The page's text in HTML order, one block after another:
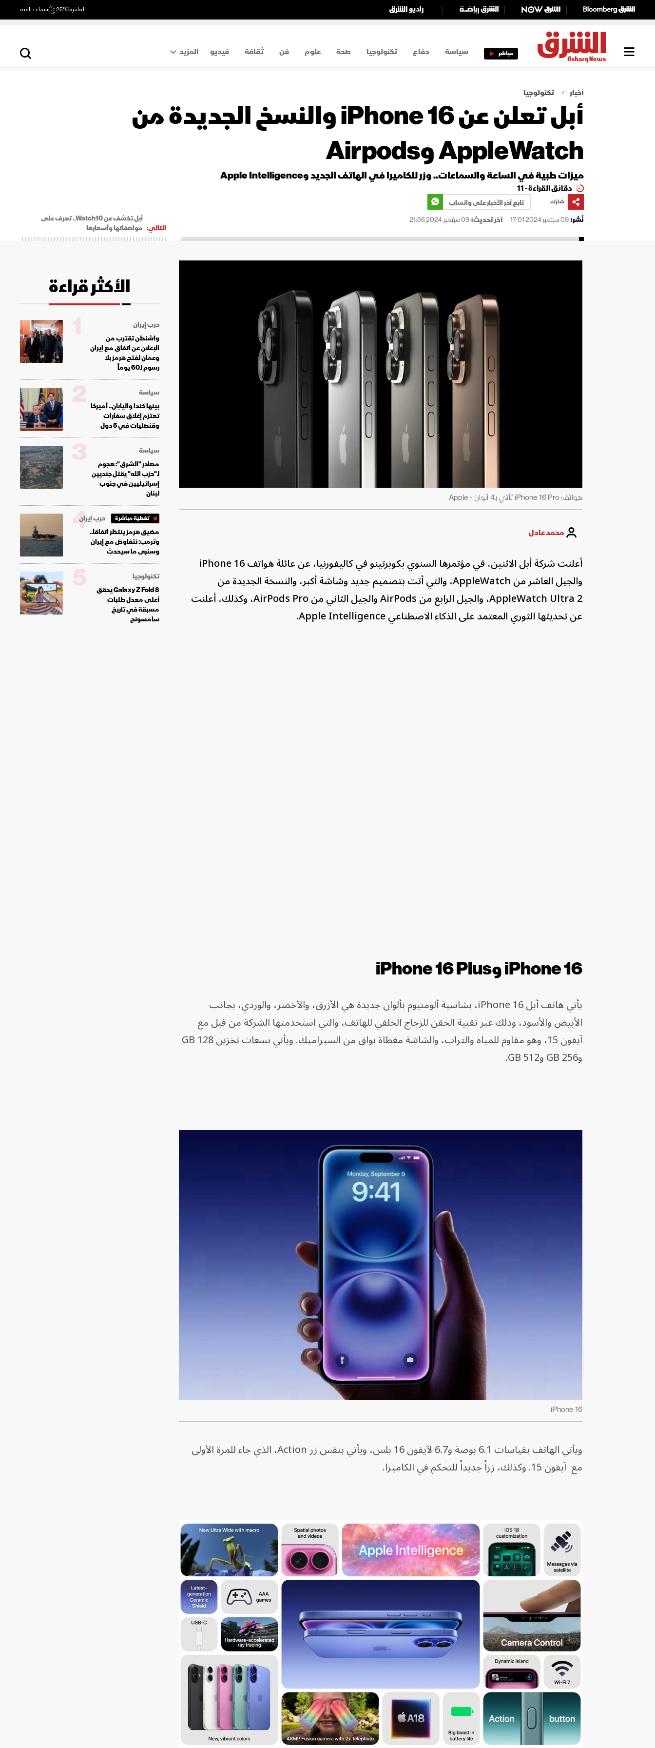
القاهرة25°C سماء صافية
مباشر سياسة دفاع تكنولوجيا صحة علوم فن ثقافة فيديو
المزيد
اقتصاد
أخبار تكنولوجيا
أبل تعلن عن iPhone 16 والنسخ الجديدة من
AppleWatch وAirpods
ميزات طبية في الساعة والسماعات.. وزر للكاميرا في الهاتف الجديد وApple Intelligence
دقائق القراءة - 11
شارك
تابع آخر الأخبار على واتساب
نُشر:09 سبتمبر 2024 17:01 آخر تحديث:09 سبتمبر 2024 21:56
التالي:
أبل تكشف عن Watch10.. تعرف على
مواصفاتها وأسعارها
هواتف iPhone 16 Pro تأتي بـ4 ألوان - Apple
محمد عادل
أعلنت شركة أبل الاثنين، في مؤتمرها السنوي بكوبرتينو في كاليفورنيا، عن عائلة هواتف iPhone 16
والجيل العاشر من AppleWatch، والتي أتت بتصميم جديد وشاشة أكبر، والنسخة الجديدة من
AppleWatch Ultra 2، والجيل الرابع من AirPods والجيل الثاني من AirPods Pro، وكذلك، أعلنت
عن تحديثها الثوري المعتمد على الذكاء الاصطناعي Apple Intelligence.
iPhone 16 وiPhone 16 Plus
يأتي هاتف أبل iPhone 16، بشاسية ألومنيوم بألوان جديدة هي الأزرق، والأخضر، والوردي، بجانب
الأبيض والأسود، وذلك عبر تقنية الحقن للزجاج الخلفي للهاتف، والتي استخدمتها الشركة من قبل مع
آيفون 15، وهو مقاوم للمياه والتراب، والشاشة مغطاة بواق من السيراميك. ويأتي بسعات تخزين 128 GB
و256 GB و512 GB.
iPhone 16
ويأتي الهاتف بقياسات 6.1 بوصة و6.7 لآيفون 16 بلس، ويأتي بنفس زر Action، الذي جاء للمرة الأولى
مع آيفون 15. وكذلك، زراً جديداً للتحكم في الكاميرا.
الأكثر قراءة
حرب إيران
واشنطن تقترب من
الإعلان عن اتفاق مع إيران
وعمان لفتح هرمز بلا
رسوم لـ60 يوماً
1
سياسة
بينها كندا واليابان.. أميركا
تعتزم إغلاق سفارات
وقنصليات في 5 دول
2
سياسة
مصادر "الشرق": هجوم
لـ"حزب الله" يقتل جنديين
إسرائيليين في جنوب
لبنان
3
تغطية مباشرة
حرب إيران
مضيق هرمز ينتظر اتفاقاً..
وترمب: نتفاوض مع إيران
وسنرى ما سيحدث
4
تكنولوجيا
Galaxy Z Fold 8 يحقق
أعلى معدل طلبات
مسبقة في تاريخ
سامسونج
5